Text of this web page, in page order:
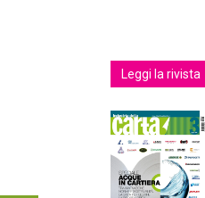
Leggi la rivista